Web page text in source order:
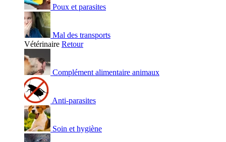
Poux et parasites
Mal des transports
Vétérinaire Retour
Complément alimentaire animaux
Anti-parasites
Soin et hygiène